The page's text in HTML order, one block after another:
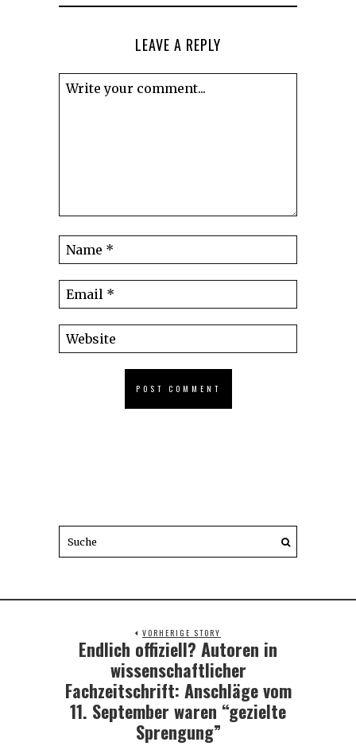
LEAVE A REPLY
VORHERIGE STORY
Previous
post:
Endlich offiziell? Autoren in
wissenschaftlicher
Fachzeitschrift: Anschläge vom
11. September waren “gezielte
Sprengung”